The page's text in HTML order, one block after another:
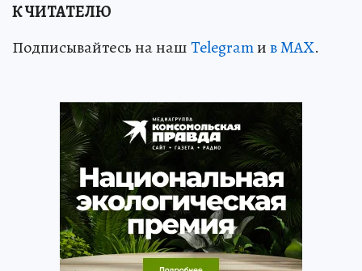
К ЧИТАТЕЛЮ
Подписывайтесь на нашTelegramив MAX.